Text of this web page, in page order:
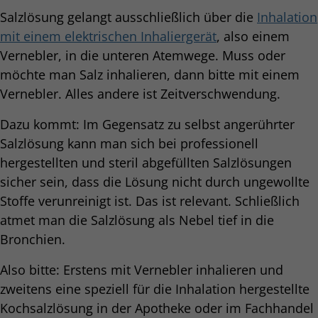
Salzlösung gelangt ausschließlich über die Inhalation
mit einem elektrischen Inhaliergerät, also einem
Vernebler, in die unteren Atemwege. Muss oder
möchte man Salz inhalieren, dann bitte mit einem
Vernebler. Alles andere ist Zeitverschwendung.
Dazu kommt: Im Gegensatz zu selbst angerührter
Salzlösung kann man sich bei professionell
hergestellten und steril abgefüllten Salzlösungen
sicher sein, dass die Lösung nicht durch ungewollte
Stoffe verunreinigt ist. Das ist relevant. Schließlich
atmet man die Salzlösung als Nebel tief in die
Bronchien.
Also bitte: Erstens mit Vernebler inhalieren und
zweitens eine speziell für die Inhalation hergestellte
Kochsalzlösung in der Apotheke oder im Fachhandel